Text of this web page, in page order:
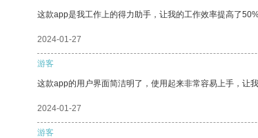
这款app是我工作上的得力助手，让我的工作效率提高了
2024-01-27
游客
这款app的用户界面简洁明了，使用起来非常容易上手，让我
2024-01-27
游客